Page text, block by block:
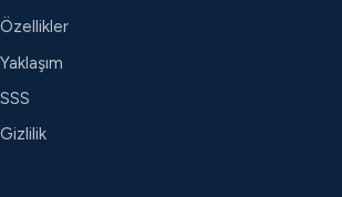
Özellikler
Yaklaşım
SSS
Gizlilik